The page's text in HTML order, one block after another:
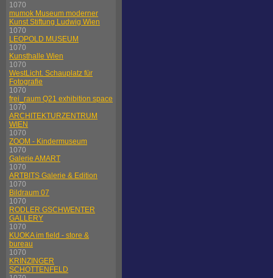
1070
mumok Museum moderner
Kunst Stiftung Ludwig Wien
1070
LEOPOLD MUSEUM
1070
Kunsthalle Wien
1070
WestLicht. Schauplatz für
Fotografie
1070
frei_raum Q21 exhibition space
1070
ARCHITEKTURZENTRUM
WIEN
1070
ZOOM - Kindermuseum
1070
Galerie AMART
1070
ARTBITS Galerie & Edition
1070
Bildraum 07
1070
RODLER GSCHWENTER
GALLERY
1070
KUOKA im field - store &
bureau
1070
KRINZINGER
SCHOTTENFELD